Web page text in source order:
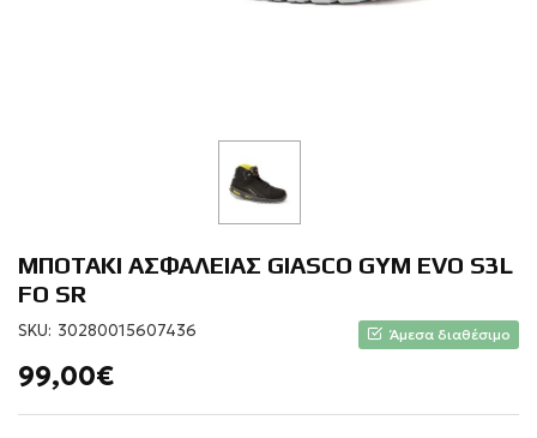
ΜΠΟΤΑΚΙ ΑΣΦΑΛΕΙΑΣ GIASCO GYM EVO S3L
FO SR
SKU: 30280015607436 Άμεσα διαθέσιμο
99,00€